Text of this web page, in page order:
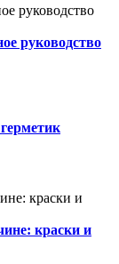
руководство
краски и